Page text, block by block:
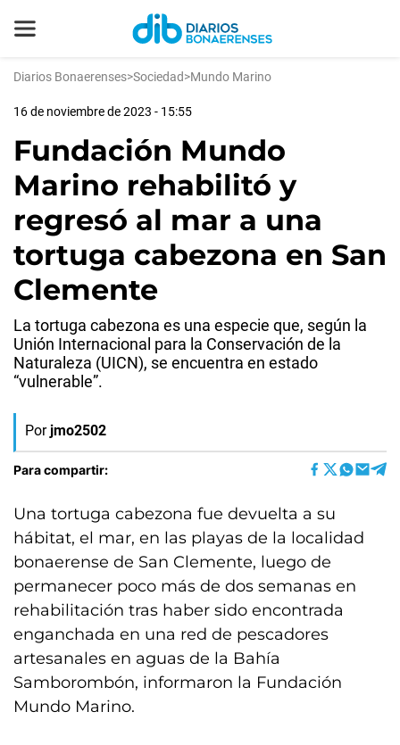
Diarios Bonaerenses>Sociedad>Mundo Marino
16 de noviembre de 2023 - 15:55
Fundación Mundo
Marino rehabilitó y
regresó al mar a una
tortuga cabezona en San
Clemente
La tortuga cabezona es una especie que, según la
Unión Internacional para la Conservación de la
Naturaleza (UICN), se encuentra en estado
“vulnerable”.
Por jmo2502
Para compartir:
Una tortuga cabezona fue devuelta a su
hábitat, el mar, en las playas de la localidad
bonaerense de San Clemente, luego de
permanecer poco más de dos semanas en
rehabilitación tras haber sido encontrada
enganchada en una red de pescadores
artesanales en aguas de la Bahía
Samborombón, informaron la Fundación
Mundo Marino.